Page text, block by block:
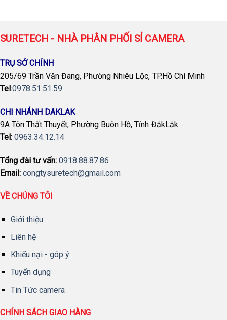
SURETECH - NHÀ PHÂN PHỐI SỈ CAMERA
TRỤ SỞ CHÍNH
205/69 Trần Văn Đang, Phường Nhiêu Lộc, TP.Hồ Chí Minh
Tel:0978.51.51.59
CHI NHÁNH DAKLAK
9A Tôn Thất Thuyết, Phường Buôn Hồ, Tỉnh ĐắkLắk
Tel: 0963.34.12.14
Tổng đài tư vấn: 0918.88.87.86
Email: congtysuretech@gmail.com
VỀ CHÚNG TÔI
Giới thiệu
Liên hệ
Khiếu nại - góp ý
Tuyển dụng
Tin Tức camera
CHÍNH SÁCH GIAO HÀNG